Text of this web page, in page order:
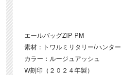
エールバッグZIP PM
素材：トワルミリタリー/ハンター
カラー：ルージュアッシュ
W刻印（２０２４年製）